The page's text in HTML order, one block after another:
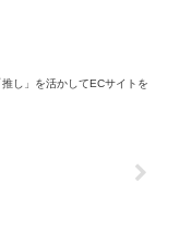
推し」を活かしてECサイトを